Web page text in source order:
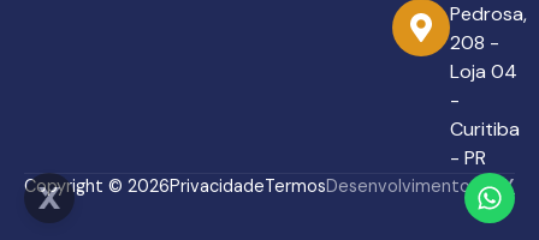
Pedrosa,
208 -
Loja 04
-
Curitiba
- PR
Copyright © 2026PrivacidadeTermosDesenvolvimento: FGX